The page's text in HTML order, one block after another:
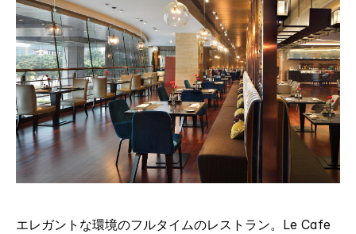
エレガントな環境のフルタイムのレストラン。Le Cafe